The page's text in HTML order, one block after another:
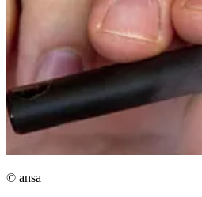
© ansa